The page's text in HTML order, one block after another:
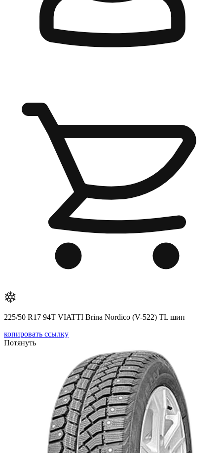
225/50 R17 94T VIATTI Brina Nordico (V-522) TL шип
копировать ссылку
Потянуть